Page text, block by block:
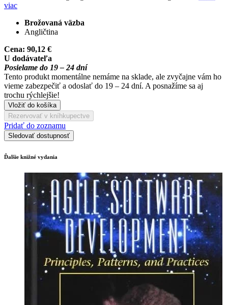
viac
Brožovaná väzba
Angličtina
Cena: 90,12 €
U dodávateľa
Posielame do 19 – 24 dní
Tento produkt momentálne nemáme na sklade, ale zvyčajne vám ho
vieme zabezpečiť a odoslať do 19 – 24 dní. A posnažíme sa aj
trochu rýchlejšie!
Vložiť do košíka
Rezervovať v kníhkupectve
Pridať do zoznamu
Sledovať dostupnosť
Ďalšie knižné vydania